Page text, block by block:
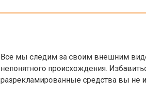
Все мы следим за своим внешним
непонятного происхождения.
разрекламированные средства вы не